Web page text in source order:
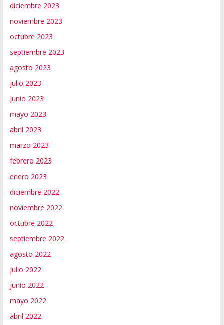
diciembre 2023
noviembre 2023
octubre 2023
septiembre 2023
agosto 2023
julio 2023
junio 2023
mayo 2023
abril 2023
marzo 2023
febrero 2023
enero 2023
diciembre 2022
noviembre 2022
octubre 2022
septiembre 2022
agosto 2022
julio 2022
junio 2022
mayo 2022
abril 2022